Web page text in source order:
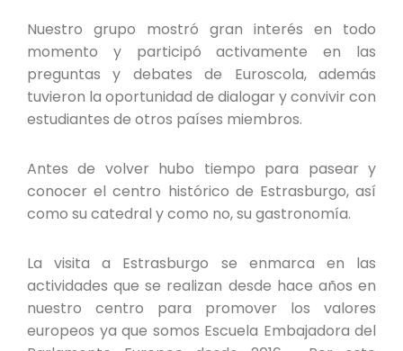
Nuestro grupo mostró gran interés en todo
momento y participó activamente en las
preguntas y debates de Euroscola, además
tuvieron la oportunidad de dialogar y convivir con
estudiantes de otros países miembros.
Antes de volver hubo tiempo para pasear y
conocer el centro histórico de Estrasburgo, así
como su catedral y como no, su gastronomía.
La visita a Estrasburgo se enmarca en las
actividades que se realizan desde hace años en
nuestro centro para promover los valores
europeos ya que somos Escuela Embajadora del